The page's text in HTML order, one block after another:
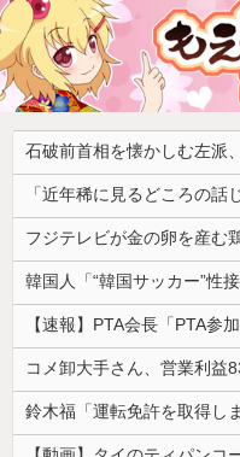
鈴木福「運転免許を取得し